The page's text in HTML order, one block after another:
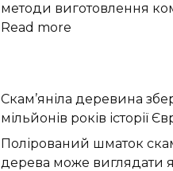
методи виготовлення
Read more
змінює
виробництво
вуглепластику
Скам’яніла деревина
мільйонів років історії
Полірований шматок
дерева може виглядати